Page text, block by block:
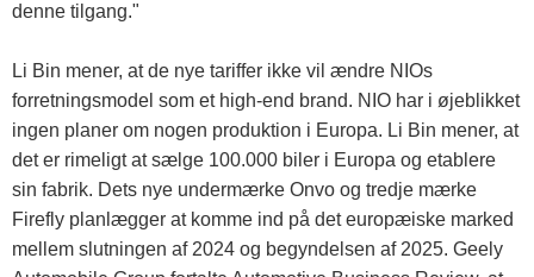
denne tilgang."
Li Bin mener, at de nye tariffer ikke vil ændre NIOs
forretningsmodel som et high-end brand. NIO har i øjeblikket
ingen planer om nogen produktion i Europa. Li Bin mener, at
det er rimeligt at sælge 100.000 biler i Europa og etablere
sin fabrik. Dets nye undermærke Onvo og tredje mærke
Firefly planlægger at komme ind på det europæiske marked
mellem slutningen af ​​2024 og begyndelsen af ​​2025. Geely